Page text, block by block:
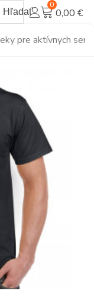
Hľadať
0
0,00 €
pre aktívnych